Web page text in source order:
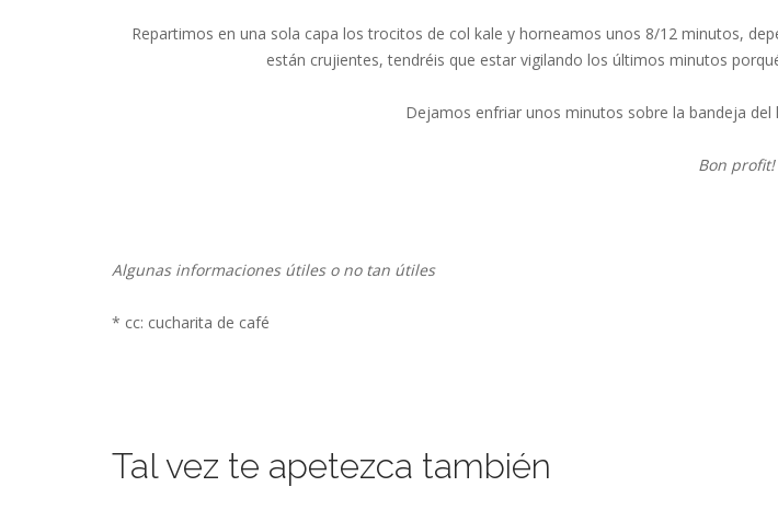
Repartimos en una sola capa los trocitos de col kale y horneamos unos 8/12 minutos,
están crujientes, tendréis que estar vigilando los últimos minutos
Dejamos enfriar unos minutos sobre la bandeja
Bon profit!
Algunas informaciones útiles o no tan útiles
* cc: cucharita de café
Tal vez te apetezca también